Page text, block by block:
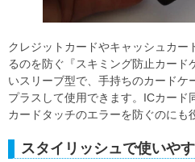
クレジットカードやキャッシュカー
るのを防ぐ『スキミング防止カード
いスリーブ型で、手持ちのカードケ
プラスして使用できます。ICカード
カードタッチのエラーを防ぐのにも
スタイリッシュで使いや